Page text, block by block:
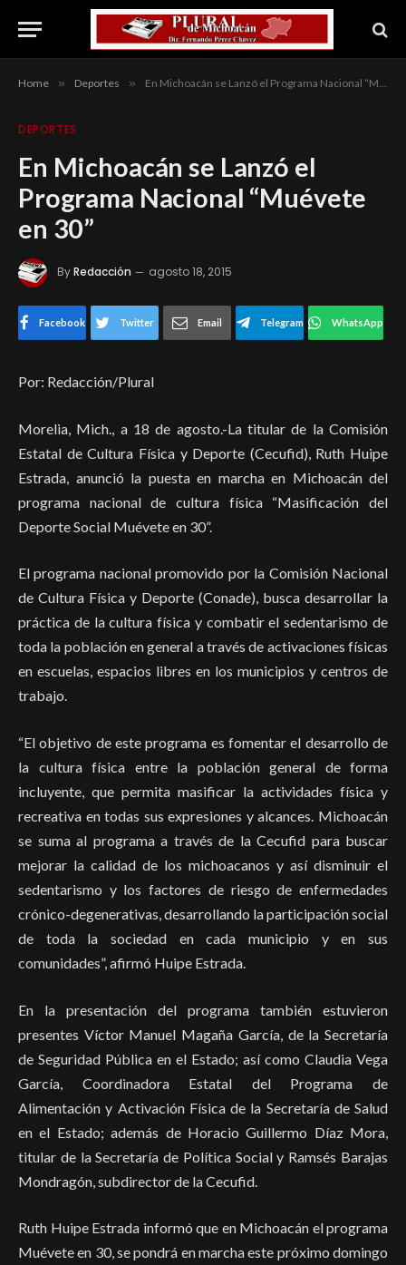
Home » Deportes » En Michoacán se Lanzó el Programa Nacional “Muévete en 30”
DEPORTES
En Michoacán se Lanzó el
Programa Nacional “Muévete
en 30”
ByRedacción agosto 18, 2015
Facebook Twitter Email Telegram WhatsApp
Por: Redacción/Plural
Morelia, Mich., a 18 de agosto.-La titular de la Comisión
Estatal de Cultura Física y Deporte (Cecufid), Ruth Huipe
Estrada, anunció la puesta en marcha en Michoacán del
programa nacional de cultura física “Masificación del
Deporte Social Muévete en 30”.
El programa nacional promovido por la Comisión Nacional
de Cultura Física y Deporte (Conade), busca desarrollar la
práctica de la cultura física y combatir el sedentarismo de
toda la población en general a través de activaciones físicas
en escuelas, espacios libres en los municipios y centros de
trabajo.
“El objetivo de este programa es fomentar el desarrollo de
la cultura física entre la población general de forma
incluyente, que permita masificar la actividades física y
recreativa en todas sus expresiones y alcances. Michoacán
se suma al programa a través de la Cecufid para buscar
mejorar la calidad de los michoacanos y así disminuir el
sedentarismo y los factores de riesgo de enfermedades
crónico-degenerativas, desarrollando la participación social
de toda la sociedad en cada municipio y en sus
comunidades”, afirmó Huipe Estrada.
En la presentación del programa también estuvieron
presentes Víctor Manuel Magaña García, de la Secretaría
de Seguridad Pública en el Estado; así como Claudia Vega
García, Coordinadora Estatal del Programa de
Alimentación y Activación Física de la Secretaría de Salud
en el Estado; además de Horacio Guillermo Díaz Mora,
titular de la Secretaría de Política Social y Ramsés Barajas
Mondragón, subdirector de la Cecufid.
Ruth Huipe Estrada informó que en Michoacán el programa
Muévete en 30, se pondrá en marcha este próximo domingo